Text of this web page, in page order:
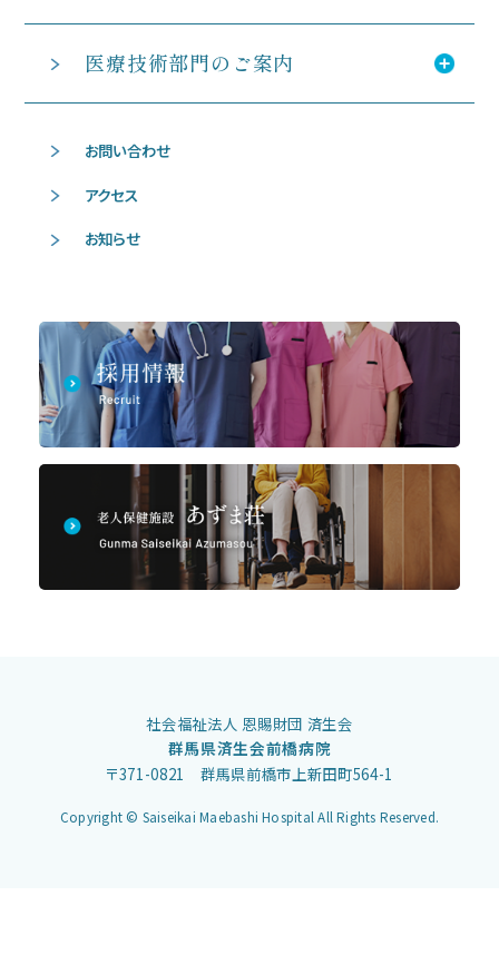
医療技術部門のご案内
お問い合わせ
アクセス
お知らせ
社会福祉法人 恩賜財団 済生会
群馬県済生会前橋病院
〒371-0821 群馬県前橋市上新田町564-1
Copyright © Saiseikai Maebashi Hospital All Rights Reserved.